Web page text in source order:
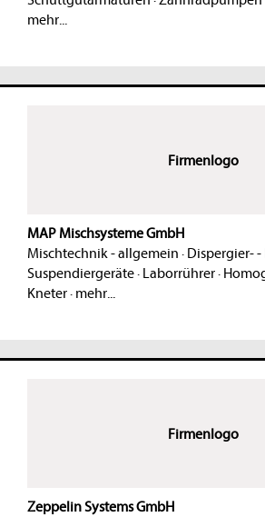
mehr...
Firmenlogo
MAP Mischsysteme GmbH
Mischtechnik - allgemein · Dispergier-
Suspendiergeräte· Laborrührer·
Kneter· mehr...
Firmenlogo
Zeppelin Systems GmbH